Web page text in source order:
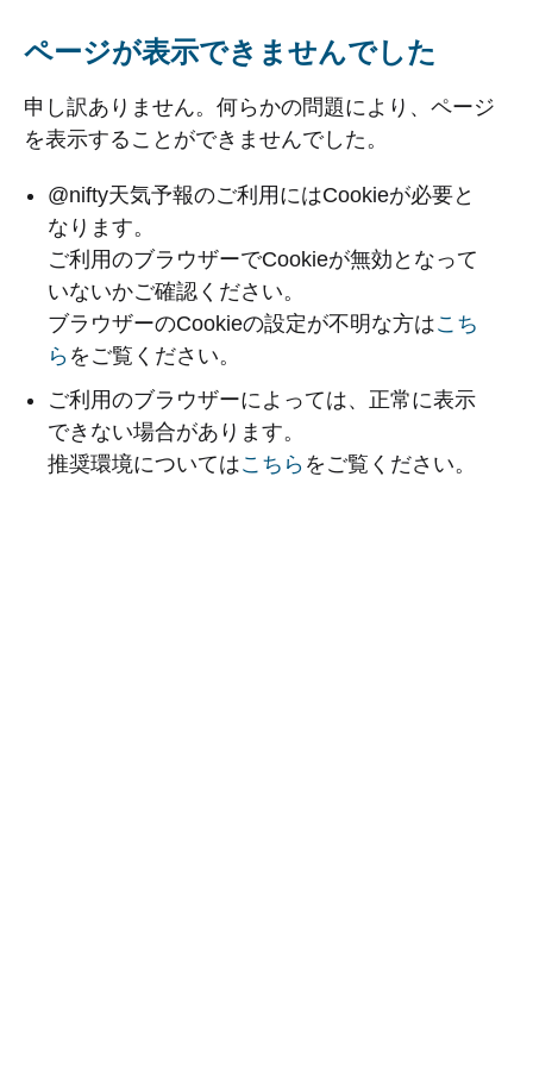
ページが表示できませんでした
申し訳ありません。何らかの問題により、ページ
を表示することができませんでした。
@nifty天気予報のご利用にはCookieが必要と
なります。
ご利用のブラウザーでCookieが無効となって
いないかご確認ください。
ブラウザーのCookieの設定が不明な方はこち
ら をご覧ください。
ご利用のブラウザーによっては、正常に表示
できない場合があります。
推奨環境についてはこちら をご覧ください。